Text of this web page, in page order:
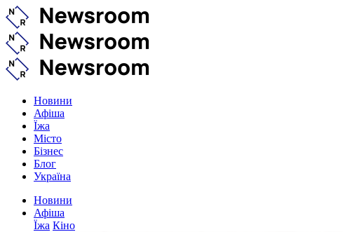
Новини
Афіша
Їжа
Місто
Бізнес
Блог
Україна
Новини
Афіша
Їжа Кіно